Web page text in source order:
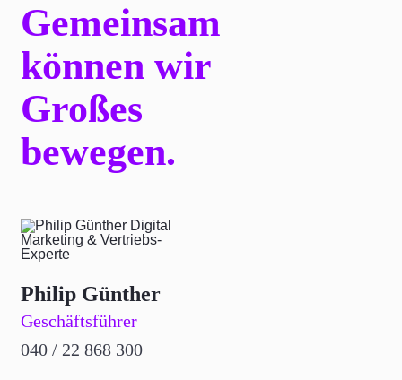
Gemeinsam
können wir
Großes
bewegen.
Philip Günther
Geschäftsführer
040 / 22 868 300